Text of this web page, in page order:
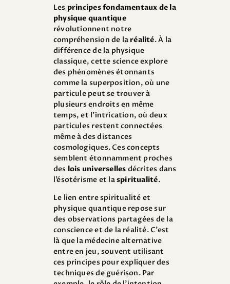
Les principes fondamentaux de la
physique quantique
révolutionnent notre
compréhension de la réalité. À la
différence de la physique
classique, cette science explore
des phénomènes étonnants
comme la superposition, où une
particule peut se trouver à
plusieurs endroits en même
temps, et l’intrication, où deux
particules restent connectées
même à des distances
cosmologiques. Ces concepts
semblent étonnamment proches
des lois universelles décrites dans
l’ésotérisme et laspiritualité.
Le lien entre spiritualité et
physique quantique repose sur
des observations partagées de la
conscience et de la réalité. C’est
là que la médecine alternative
entre en jeu, souvent utilisant
ces principes pour expliquer des
techniques de guérison. Par